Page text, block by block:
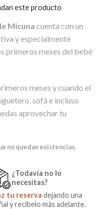
este producto
Micuna cuenta con un
y especialmente
primeros meses del bebé
meses y cuando el
sofá e incluso
aprovechar tu
no quedan existencias.
¿Todavía no lo
necesitas?
tu reserva dejando una
y recíbelo más adelante.